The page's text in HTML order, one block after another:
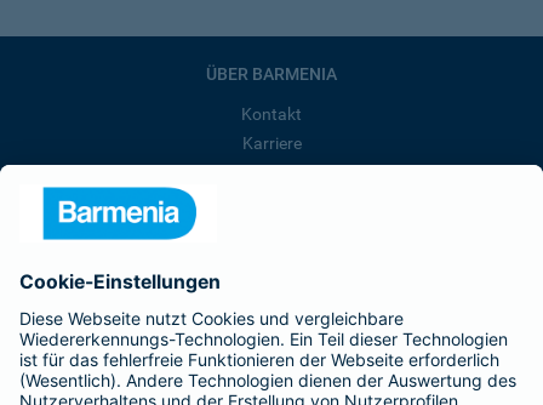
ÜBER BARMENIA
Kontakt
Karriere
Barmenia ist Teil der BarmeniaGothaer
BELIEBTE SEITEN
Kranken-Zusatzversicherung